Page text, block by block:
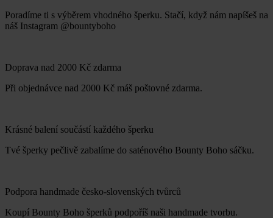
Poradíme ti s výběrem vhodného šperku. Stačí, když nám napíšeš na
náš Instagram @bountyboho
Doprava nad 2000 Kč zdarma
Při objednávce nad 2000 Kč máš poštovné zdarma.
Krásné balení součástí každého šperku
Tvé šperky pečlivě zabalíme do saténového Bounty Boho sáčku.
Podpora handmade česko-slovenských tvůrců
Koupí Bounty Boho šperků podpoříš naši handmade tvorbu.